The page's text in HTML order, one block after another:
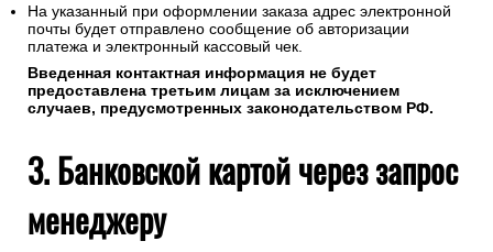
На указанный при оформлении заказа адрес электронной
почты будет отправлено сообщение об авторизации
платежа и электронный кассовый чек.
Введенная контактная информация не будет
предоставлена третьим лицам за исключением
случаев, предусмотренных законодательством РФ.
3. Банковской картой через запрос
менеджеру